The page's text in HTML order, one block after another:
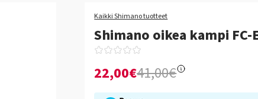
Kaikki Shimano tuotteet
Shimano oikea kampi FC-
22,00€41,00€